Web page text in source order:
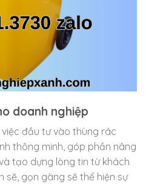
doanh nghiệp
đầu tư vào thùng rác
thông minh, góp phần nâng
tạo dựng lòng tin từ khách
sẽ, gọn gàng sẽ thể hiện sự